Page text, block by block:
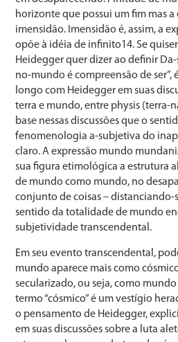
horizonte que possui um fim mas
imensidão. Imensidão é, assim, a
opõe à idéia de infinito14. Se
Heidegger quer dizer ao definir Da-
no-mundo é compreensão de ser”,
longo com Heidegger em suas
terra e mundo, entre physis (terra-
base nessas discussões que o
fenomenologia a-subjetiva do
claro. A expressão mundo
sua figura etimológica a estrutura
de mundo como mundo, no
conjunto de coisas – distanciando-
sentido da totalidade de mundo
subjetividade transcendental.
Em seu evento transcendental,
mundo aparece mais como
secularizado, ou seja, como
termo “cósmico” é um vestígio
o pensamento de Heidegger,
em suas discussões sobre a luta